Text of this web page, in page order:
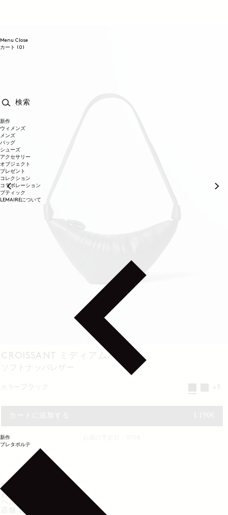
Menu Close
カート (0)
新作
ウィメンズ
メンズ
バッグ
シューズ
アクセサリー
オブジェクト
プレゼント
コレクション
コラボレーション
ブティック
LEMAIREについて
新作
プレタポルテ
CROISSANT ミディアムバッグ
ソフトナッパレザー
カラー ブラック +3
配送・返品
お手入れ方法
ヘルプ・サポート
店舗で在庫を確認